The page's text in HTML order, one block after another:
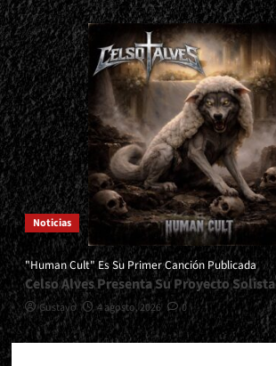
Noticias
"Human Cult" Es Su Primer Canción Publicada
Celso Alves Presenta Su Proyecto Solista
Gustavo 4 agosto, 2026 0